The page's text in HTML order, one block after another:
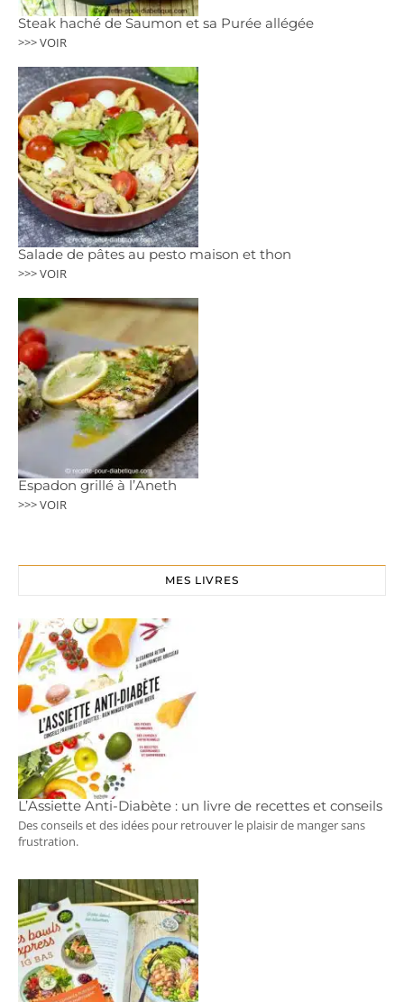
Steak haché de Saumon et sa Purée allégée
>>> VOIR
Salade de pâtes au pesto maison et thon
>>> VOIR
Espadon grillé à l’Aneth
>>> VOIR
MES LIVRES
L’Assiette Anti-Diabète : un livre de recettes et conseils
Des conseils et des idées pour retrouver le plaisir de manger sans
frustration.